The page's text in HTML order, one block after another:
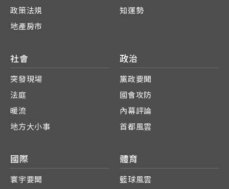
政策法規
地產房市
知運勢
社會
突發現場
法庭
暖流
地方大小事
政治
黨政要聞
國會攻防
內幕評論
首都風雲
國際
寰宇要聞
體育
籃球風雲